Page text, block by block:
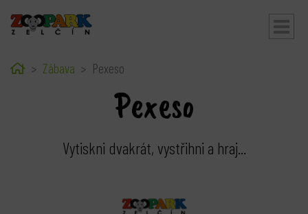
HomeZábava Pexeso
Pexeso
Vytiskni dvakrát, vystřihni a hraj...